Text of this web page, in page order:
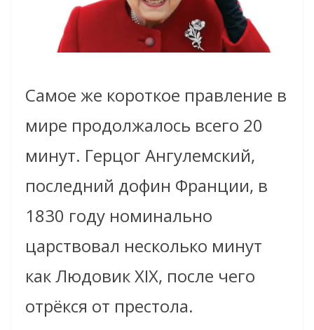
Самое же короткое правление в
мире продолжалось всего 20
минут. Герцог Ангулемский,
последний дофин Франции, в
1830 году номинально
царствовал несколько минут
как Людовик XIX, после чего
отрёкся от престола.